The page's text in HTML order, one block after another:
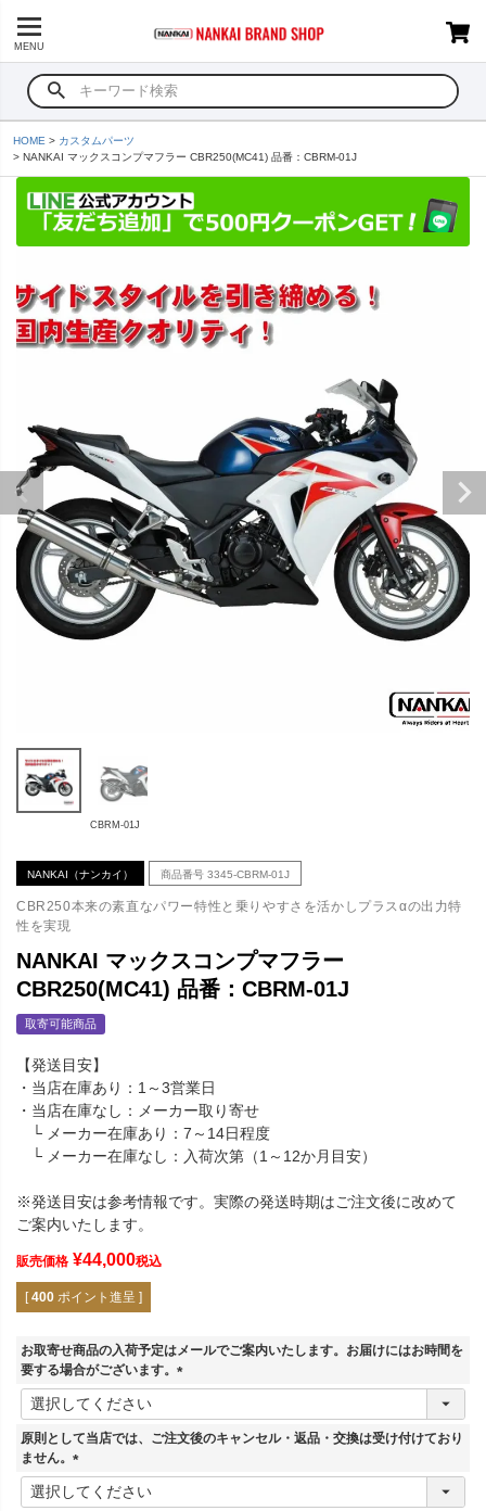
MENU
HOME
カスタムパーツ
NANKAI マックスコンプマフラー CBR250(MC41) 品番：CBRM-01J
CBRM-01J
NANKAI（ナンカイ） 商品番号 3345-CBRM-01J
CBR250本来の素直なパワー特性と乗りやすさを活かしプラスαの出力特
性を実現
NANKAI マックスコンプマフラー
CBR250(MC41) 品番：CBRM-01J
取寄可能商品
【発送目安】
・当店在庫あり：1～3営業日
・当店在庫なし：メーカー取り寄せ
└ メーカー在庫あり：7～14日程度
└ メーカー在庫なし：入荷次第（1～12か月目安）
※発送目安は参考情報です。実際の発送時期はご注文後に改めて
ご案内いたします。
販売価格 ¥44,000税込
[ 400 ポイント進呈 ]
お取寄せ商品の入荷予定はメールでご案内いたします。お届けにはお時間を
要する場合がございます。
(
須
原則として当店では、ご注文後のキャンセル・返品・交換は受け付けており
ません。
(
必